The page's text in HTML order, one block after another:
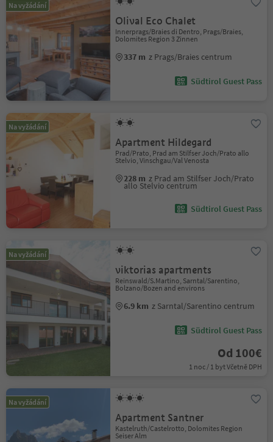
Na vyžádání
Olival Eco Chalet
Innerprags/Braies di Dentro, Prags/Braies,
Dolomites Region 3 Zinnen
337 m z Prags/Braies centrum
Südtirol Guest Pass
Na vyžádání
Apartment Hildegard
Prad/Prato, Prad am Stilfser Joch/Prato allo
Stelvio, Vinschgau/Val Venosta
228 m z Prad am Stilfser Joch/Prato
allo Stelvio centrum
Südtirol Guest Pass
Na vyžádání
viktorias apartments
Reinswald/S.Martino, Sarntal/Sarentino,
Bolzano/Bozen and environs
6.9 km z Sarntal/Sarentino centrum
Südtirol Guest Pass
Od 100€
1 noc / 1 byt Včetně DPH
Na vyžádání
Apartment Santner
Kastelruth/Castelrotto, Dolomites Region
Seiser Alm